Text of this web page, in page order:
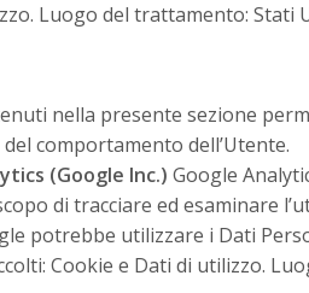
Luogo del trattamento: Stati
nella presente sezione
comportamento dell’Utente.
(Google Inc.) Google
di tracciare ed esaminare
potrebbe utilizzare i Dati
Cookie e Dati di utilizzo.